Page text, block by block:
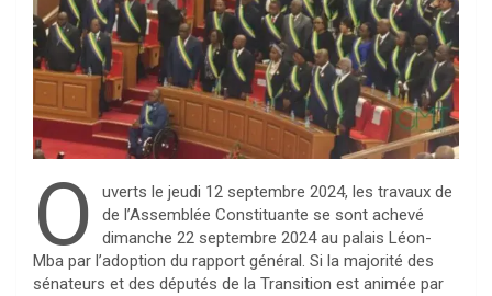
O
uverts le jeudi 12 septembre 2024, les travaux de
de l’Assemblée Constituante se sont achevé
dimanche 22 septembre 2024 au palais Léon-
Mba par l’adoption du rapport général. Si la majorité des
sénateurs et des députés de la Transition est animée par